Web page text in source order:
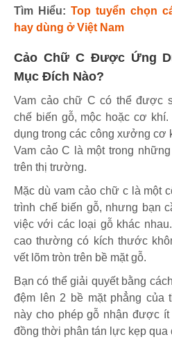
Tìm Hiểu: Top tuyển chọn
hay dùng ở Việt Nam
Cảo Chữ C Được Ứng
Mục Đích Nào?
Vam cảo chữ C có thể được
chế biến gỗ, mộc hoặc cơ
dụng trong các công xưởng cơ
Vam cảo C là một trong
trên thị trường.
Mặc dù vam cảo chữ c là một
trình chế biến gỗ, nhưng bạn
việc với các loại gỗ khác
cao thường có kích thước
vết lõm tròn trên bề mặt gỗ.
Bạn có thể giải quyết bằng
đệm lên 2 bề mặt phẳng của
này cho phép gỗ nhận được
đồng thời phân tán lực kẹp qua